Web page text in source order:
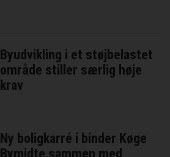
Byudvikling i et støjbelastet
område stiller særlig høje
krav
Ny boligkarré i binder Køge
Bymidte sammen med